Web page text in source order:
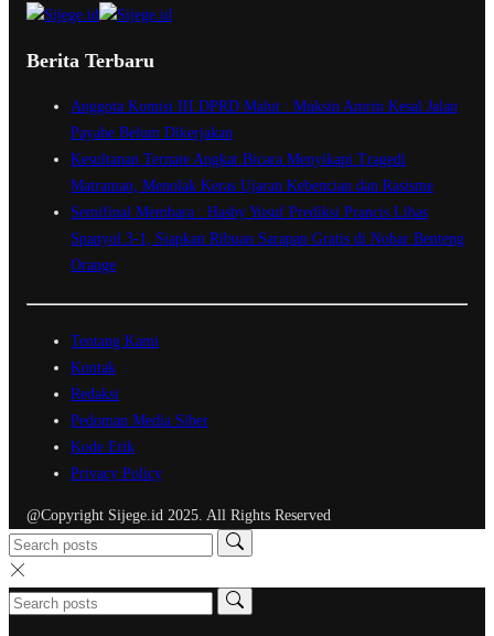
Berita Terbaru
Anggota Komisi III DPRD Malut : Muksin Amrin Kesal Jalan
Payahe Belum Dikerjakan
Kesultanan Ternate Angkat Bicara Menyikapi Tragedi
Matraman, Menolak Keras Ujaran Kebencian dan Rasisme
Semifinal Membara : Hasby Yusuf Prediksi Prancis Libas
Spanyol 3-1, Siapkan Ribuan Sarapan Gratis di Nobar Benteng
Orange
Tentang Kami
Kontak
Redaksi
Pedoman Media Siber
Kode Etik
Privacy Policy
@Copyright Sijege.id 2025. All Rights Reserved